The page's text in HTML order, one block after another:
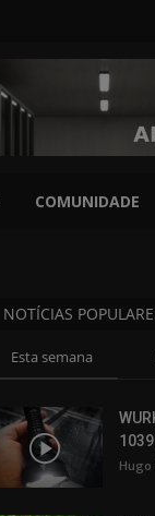
COMUNIDADE
NOTÍCIAS
Esta semana